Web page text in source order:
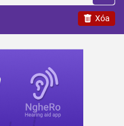
Xóa